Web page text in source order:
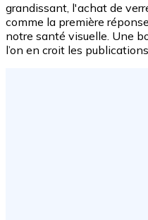
grandissant, l'achat de
comme la première
notre santé visuelle. Une
l’on en croit les